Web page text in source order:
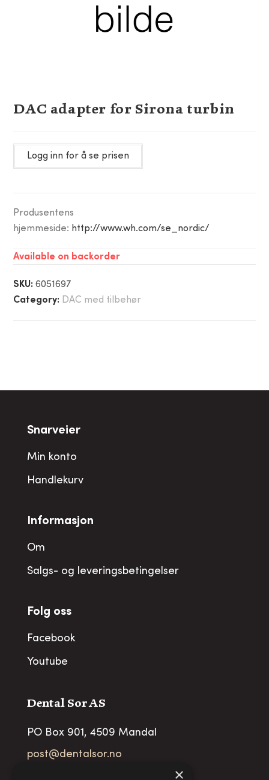
DAC adapter for Sirona turbin
Logg inn for å se prisen
Produsentens
hjemmeside: http://www.wh.com/se_nordic/
Available on backorder
SKU:6051697
Category: DAC med tilbehør
Snarveier
Min konto
Handlekurv
Informasjon
Om
Salgs- og leveringsbetingelser
Folg oss
Facebook
Youtube
Dental Sor AS
PO Box 901, 4509 Mandal
post@dentalsor.no
×